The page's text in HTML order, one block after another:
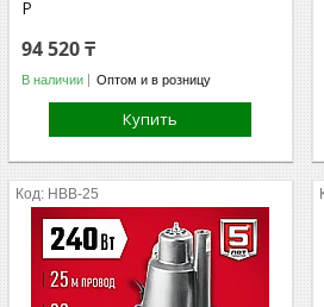
Р
94 520 ₸
В наличии Оптом и в розницу
Купить
НВВ-25